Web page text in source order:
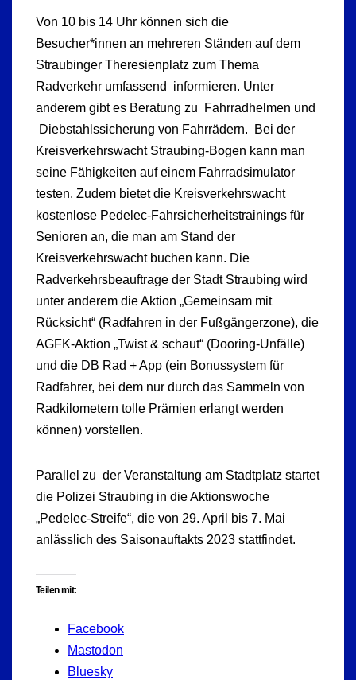
Von 10 bis 14 Uhr können sich die
Besucher*innen an mehreren Ständen auf dem
Straubinger Theresienplatz zum Thema
Radverkehr umfassend informieren. Unter
anderem gibt es Beratung zu Fahrradhelmen und
Diebstahlssicherung von Fahrrädern. Bei der
Kreisverkehrswacht Straubing-Bogen kann man
seine Fähigkeiten auf einem Fahrradsimulator
testen. Zudem bietet die Kreisverkehrswacht
kostenlose Pedelec-Fahrsicherheitstrainings für
Senioren an, die man am Stand der
Kreisverkehrswacht buchen kann. Die
Radverkehrsbeauftrage der Stadt Straubing wird
unter anderem die Aktion „Gemeinsam mit
Rücksicht“ (Radfahren in der Fußgängerzone), die
AGFK-Aktion „Twist & schaut“ (Dooring-Unfälle)
und die DB Rad + App (ein Bonussystem für
Radfahrer, bei dem nur durch das Sammeln von
Radkilometern tolle Prämien erlangt werden
können) vorstellen.
Parallel zu der Veranstaltung am Stadtplatz startet
die Polizei Straubing in die Aktionswoche
„Pedelec-Streife“, die von 29. April bis 7. Mai
anlässlich des Saisonauftakts 2023 stattfindet.
Teilen mit:
Facebook
Mastodon
Bluesky